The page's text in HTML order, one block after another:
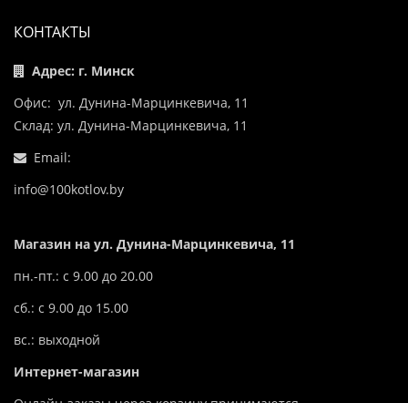
КОНТАКТЫ
Адрес: г. Минск
Офис: ул. Дунина-Марцинкевича, 11
Склад: ул. Дунина-Марцинкевича, 11
Email:
info@100kotlov.by
Магазин на ул. Дунина-Марцинкевича, 11
пн.-пт.: с 9.00 до 20.00
сб.: с 9.00 до 15.00
вс.: выходной
Интернет-магазин